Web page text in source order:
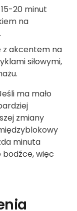
20 minut
na
z akcentem na
siłowymi,
ma mało
zmiany
minuta
więc